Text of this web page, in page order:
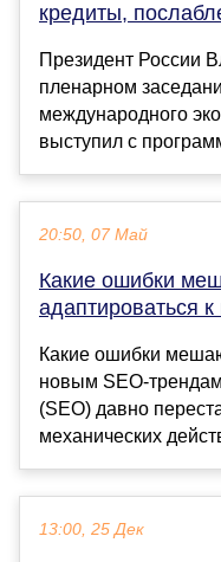
кредиты,
Президент России
пленарном
международного
выступил с
20:50, 07 Май
Какие ошибки
адаптироваться
Какие ошибки
новым SEO-
(SEO) давно
механических
13:00, 25 Дек